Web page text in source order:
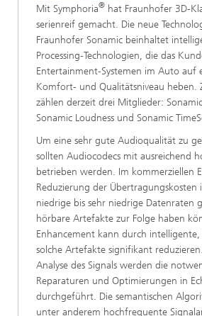
Mit Symphoria® hat Fraunhofer 3D-
serienreif gemacht. Die neue
Fraunhofer Sonamic beinhaltet
Processing-Technologien, die das
Entertainment-Systemen im Auto auf
Komfort- und Qualitätsniveau heben.
zählen derzeit drei Mitglieder:
Sonamic Loudness und Sonamic
Um eine sehr gute Audioqualität zu
sollten Audiocodecs mit ausreichend
betrieben werden. Im kommerziellen
Reduzierung der Übertragungskosten
niedrige bis sehr niedrige Datenraten
hörbare Artefakte zur Folge haben
Enhancement kann durch
solche Artefakte signifikant
Analyse des Signals werden die
Reparaturen und Optimierungen in
durchgeführt. Die semantischen
unter anderem hochfrequente